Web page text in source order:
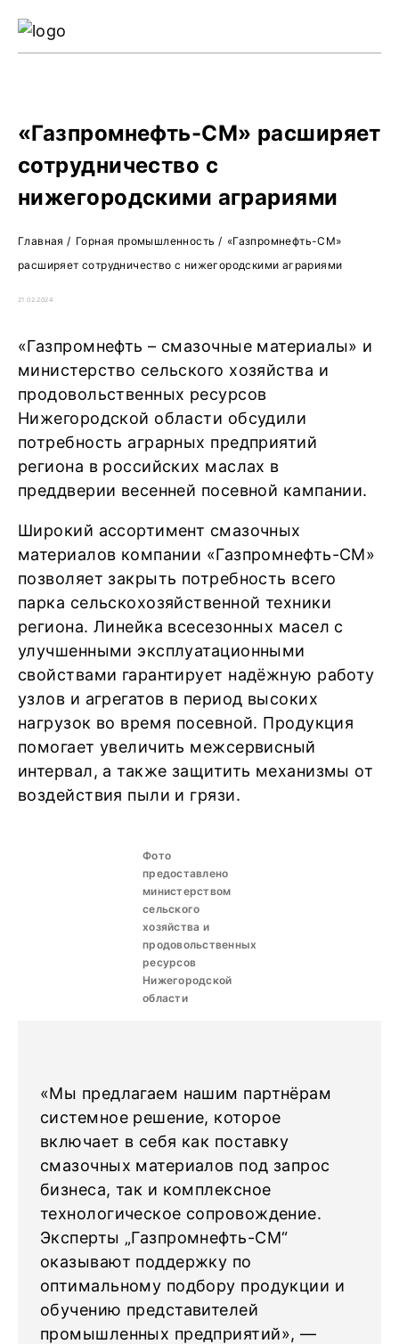
«Газпромнефть-СМ» расширяет
сотрудничество с
нижегородскими аграриями
Главная / Горная промышленность / «Газпромнефть-СМ»
расширяет сотрудничество с нижегородскими аграриями
21.02.2024
«Газпромнефть – смазочные материалы» и
министерство сельского хозяйства и
продовольственных ресурсов
Нижегородской области обсудили
потребность аграрных предприятий
региона в российских маслах в
преддверии весенней посевной кампании.
Широкий ассортимент смазочных
материалов компании «Газпромнефть-СМ»
позволяет закрыть потребность всего
парка сельскохозяйственной техники
региона. Линейка всесезонных масел с
улучшенными эксплуатационными
свойствами гарантирует надёжную работу
узлов и агрегатов в период высоких
нагрузок во время посевной. Продукция
помогает увеличить межсервисный
интервал, а также защитить механизмы от
воздействия пыли и грязи.
Фото
предоставлено
министерством
сельского
хозяйства и
продовольственных
ресурсов
Нижегородской
области
«Мы предлагаем нашим партнёрам
системное решение, которое
включает в себя как поставку
смазочных материалов под запрос
бизнеса, так и комплексное
технологическое сопровождение.
Эксперты „Газпромнефть-СМ“
оказывают поддержку по
оптимальному подбору продукции и
обучению представителей
промышленных предприятий», —